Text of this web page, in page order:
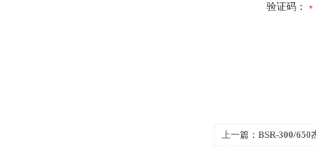
验证码：
上一篇： BSR-300/650